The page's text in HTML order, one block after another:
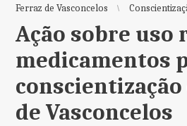
Ferraz de Vasconcelos
Ação sobre uso
medicamentos
conscientização
de Vasconcelos